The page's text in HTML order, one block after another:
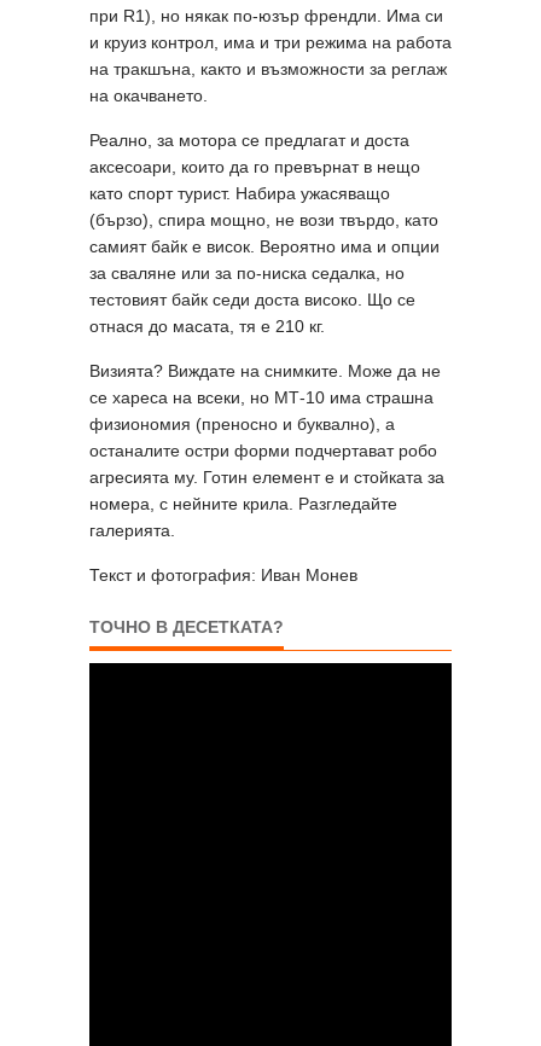
при R1), но някак по-юзър френдли. Има си
и круиз контрол, има и три режима на работа
на тракшъна, както и възможности за реглаж
на окачването.
Реално, за мотора се предлагат и доста
аксесоари, които да го превърнат в нещо
като спорт турист. Набира ужасяващо
(бързо), спира мощно, не вози твърдо, като
самият байк е висок. Вероятно има и опции
за сваляне или за по-ниска седалка, но
тестовият байк седи доста високо. Що се
отнася до масата, тя е 210 кг.
Визията? Виждате на снимките. Може да не
се хареса на всеки, но МТ-10 има страшна
физиономия (преносно и буквално), а
останалите остри форми подчертават робо
агресията му. Готин елемент е и стойката за
номера, с нейните крила. Разгледайте
галерията.
Текст и фотография: Иван Монев
ТОЧНО В ДЕСЕТКАТА?